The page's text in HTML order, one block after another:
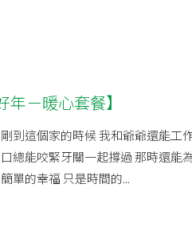
－暖心套餐】
到這個家的時候 我和爺爺還能工
總能咬緊牙關一起撐過 那時還能
單的幸福 只是時間的...